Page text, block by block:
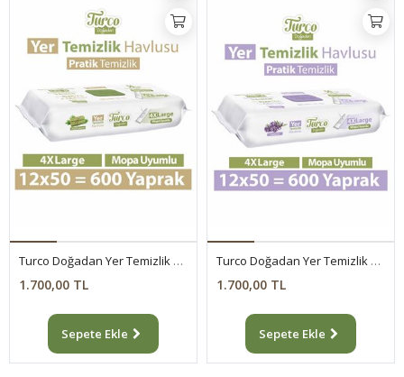
Turco Doğadan Yer Temizlik Havlusu Yeşil Sabun 12x50(600 Yaprak)
1.700,00 TL
Sepete Ekle
Turco Doğadan Yer Temizlik Havlusu Lavanta 12x50(600 Yaprak)
1.700,00 TL
Sepete Ekle